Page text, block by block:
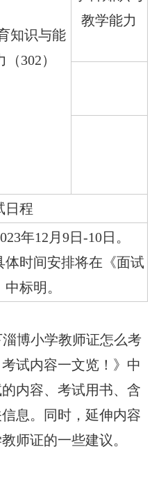
知识与能
（302）
教学能力
日程
年12月9日-10日。
时间安排将在《面试
标明。
博小学教师证怎么考
试内容一文览！》中
内容、考试用书、含
息。同时，延伸内容
师证的一些建议。